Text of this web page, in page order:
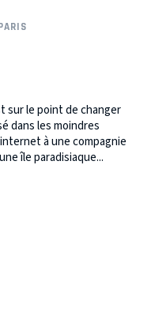
sur le point de changer
dans les moindres
à une compagnie
île paradisiaque...